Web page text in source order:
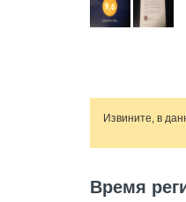
Извините, в
Время